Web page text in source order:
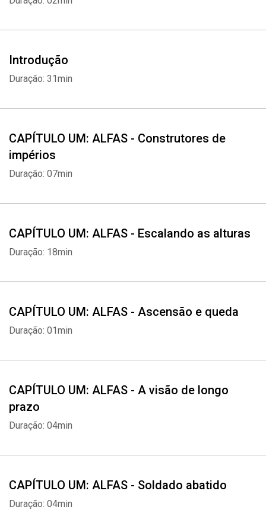
Introdução
Duração: 31min
CAPÍTULO UM: ALFAS - Construtores de
impérios
Duração: 07min
CAPÍTULO UM: ALFAS - Escalando as alturas
Duração: 18min
CAPÍTULO UM: ALFAS - Ascensão e queda
Duração: 01min
CAPÍTULO UM: ALFAS - A visão de longo
prazo
Duração: 04min
CAPÍTULO UM: ALFAS - Soldado abatido
Duração: 04min